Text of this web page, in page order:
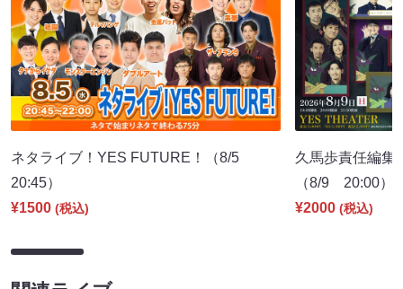
ネタライブ！YES FUTURE！（8/5
20:45）
¥1500 (税込)
久馬歩責任編集
（8/9 20:00）
¥2000 (税込)